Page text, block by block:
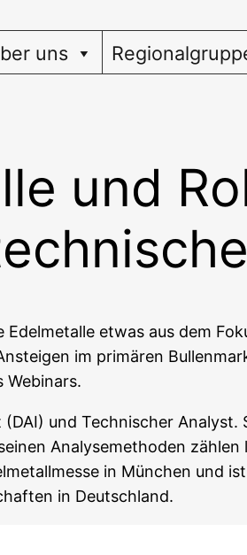
uns
und
etwas aus dem
im pri­mä­ren
Webinars.
und Tech­ni­scher
Ana­ly­se­me­tho­den
in Mün­chen und
in Deutschland.